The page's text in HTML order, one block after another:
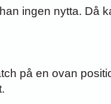
ingen nytta. Då
på en ovan